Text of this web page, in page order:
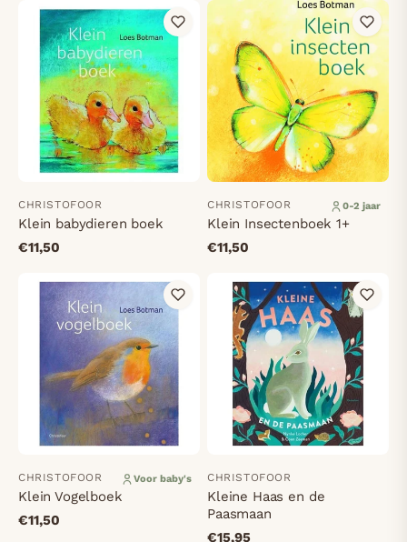
CHRISTOFOOR
Klein babydieren boek
€11,50
CHRISTOFOOR 0-2 jaar
Klein Insectenboek 1+
€11,50
CHRISTOFOOR Voor baby's
Klein Vogelboek
€11,50
CHRISTOFOOR
Kleine Haas en de
Paasmaan
€15,95